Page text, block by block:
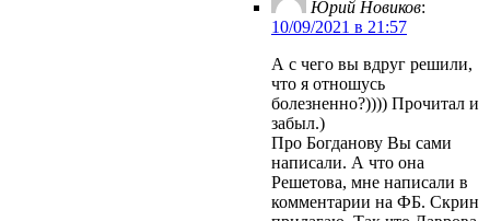
Юрий Новиков:
10/09/2021 в 21:57
А с чего вы вдруг решили,
что я отношусь
болезненно?)))) Прочитал и
забыл.)
Про Богданову Вы сами
написали. А что она
Решетова, мне написали в
комментарии на ФБ. Скрин